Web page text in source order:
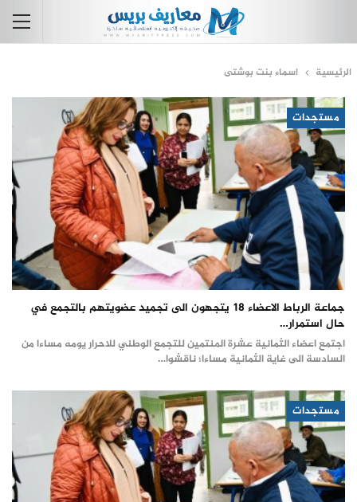
الرئيسية اسماء بنت بوشتى
مستجدات
جماعة الرباط الاعضاء 18 يتجهون الى تجميد عضويتهم بالتجمع في
حال استمرار…
اجتمع اعضاء الثمانية عشرة المنتمين للتجمع الوطني للاحرار يومه مساءا من
السادسة الى غاية الثمانية مساءا؛ ناقشوا…
مستجدات